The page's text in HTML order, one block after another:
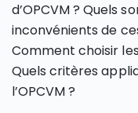
d’OPCVM ? Quels
inconvénients de
Comment choisir
Quels critères
l’OPCVM ?